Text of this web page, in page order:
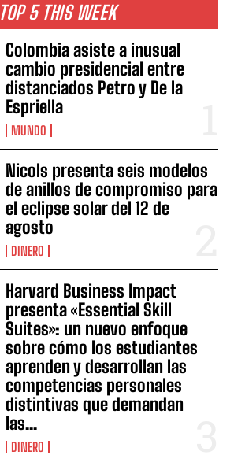
TOP 5 THIS WEEK
Colombia asiste a inusual
cambio presidencial entre
distanciados Petro y De la
Espriella
MUNDO
Nicols presenta seis modelos
de anillos de compromiso para
el eclipse solar del 12 de
agosto
DINERO
Harvard Business Impact
presenta «Essential Skill
Suites»: un nuevo enfoque
sobre cómo los estudiantes
aprenden y desarrollan las
competencias personales
distintivas que demandan
las...
DINERO